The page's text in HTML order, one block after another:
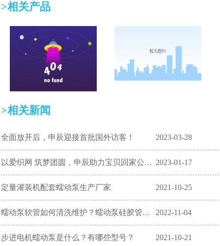
>相关产品
>相关新闻
全面放开后，申辰迎接首批国外访客！ 2023-03-28
以爱织网 筑梦团圆，申辰助力宝贝回家公益项目！ 2023-01-17
定量灌装机配套蠕动泵生产厂家 2021-10-25
蠕动泵软管如何清洗维护？蠕动泵硅胶管如何保养？ 2022-11-04
步进电机蠕动泵是什么？有哪些型号？ 2021-10-21